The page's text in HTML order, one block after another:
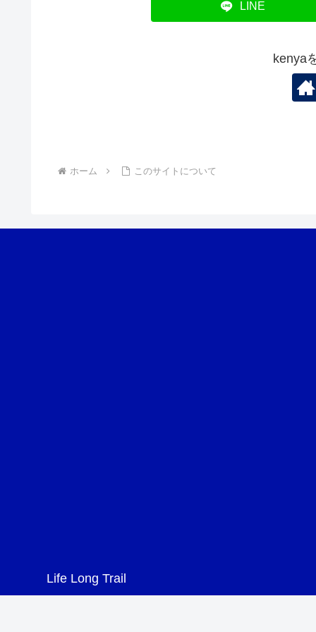
LINE
kenya
ホーム このサイトについて
Life Long Trail